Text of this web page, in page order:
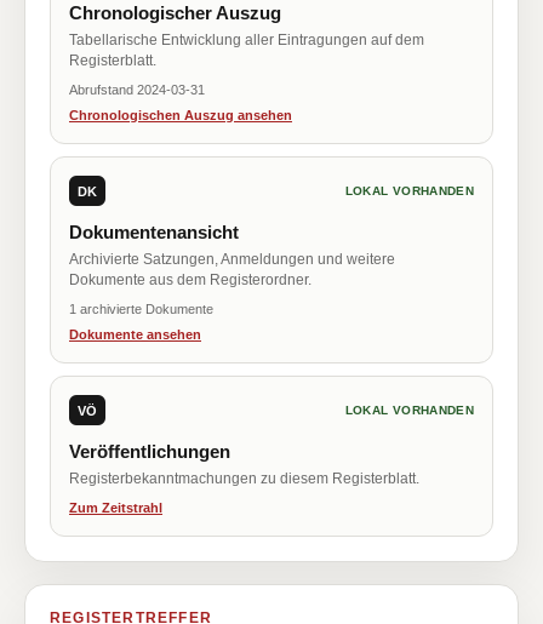
Chronologischer Auszug
Tabellarische Entwicklung aller Eintragungen auf dem
Registerblatt.
Abrufstand 2024-03-31
Chronologischen Auszug ansehen
DK LOKAL VORHANDEN
Dokumentenansicht
Archivierte Satzungen, Anmeldungen und weitere
Dokumente aus dem Registerordner.
1 archivierte Dokumente
Dokumente ansehen
VÖ LOKAL VORHANDEN
Veröffentlichungen
Registerbekanntmachungen zu diesem Registerblatt.
Zum Zeitstrahl
REGISTERTREFFER